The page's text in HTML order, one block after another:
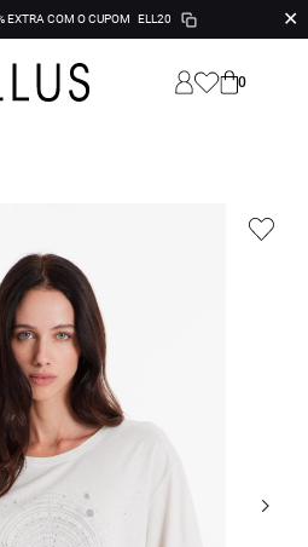
EXTRA COM O CUPOM ELL20 ✕
0